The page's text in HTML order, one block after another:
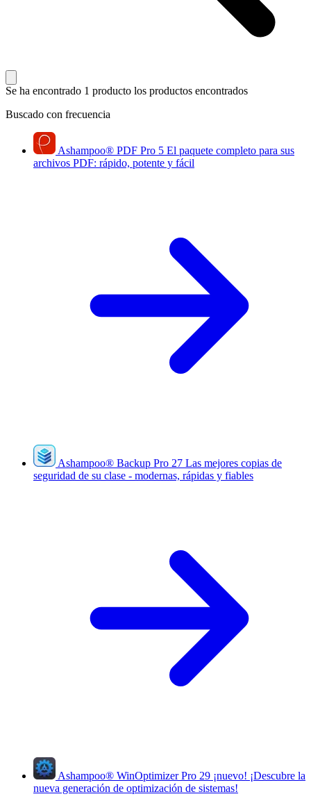
Se ha encontrado 1 producto los productos encontrados
Buscado con frecuencia
Ashampoo® PDF Pro 5 El paquete completo para sus
archivos PDF: rápido, potente y fácil
Ashampoo® Backup Pro 27 Las mejores copias de
seguridad de su clase - modernas, rápidas y fiables
Ashampoo® WinOptimizer Pro 29 ¡nuevo! ¡Descubre la
nueva generación de optimización de sistemas!